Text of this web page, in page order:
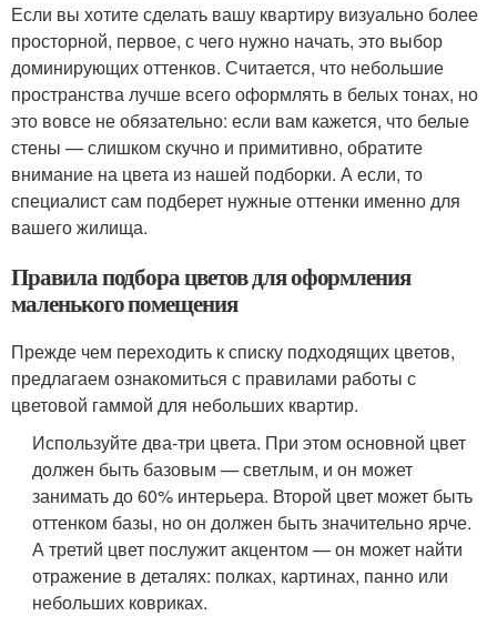
Если вы хотите сделать вашу квартиру визуально более
просторной, первое, с чего нужно начать, это выбор
доминирующих оттенков. Считается, что небольшие
пространства лучше всего оформлять в белых тонах, но
это вовсе не обязательно: если вам кажется, что белые
стены — слишком скучно и примитивно, обратите
внимание на цвета из нашей подборки. А если, то
специалист сам подберет нужные оттенки именно для
вашего жилища.
Правила подбора цветов для оформления
маленького помещения
Прежде чем переходить к списку подходящих цветов,
предлагаем ознакомиться с правилами работы с
цветовой гаммой для небольших квартир.
Используйте два-три цвета. При этом основной цвет
должен быть базовым — светлым, и он может
занимать до 60% интерьера. Второй цвет может быть
оттенком базы, но он должен быть значительно ярче.
А третий цвет послужит акцентом — он может найти
отражение в деталях: полках, картинах, панно или
небольших ковриках.